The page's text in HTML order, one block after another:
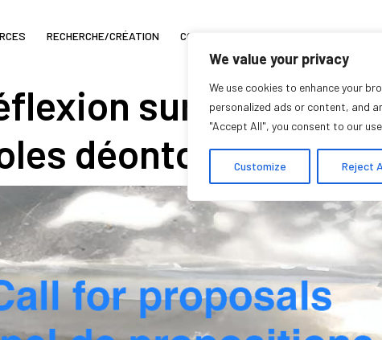
We value your privacy
We use cookies to enhance your
personalized ads or content, and
"Accept All", you consent to our
Customize Reject
RECHERCHE/CRÉATION COIN D’ENSEIGNEMENT
sur les
déontologiques